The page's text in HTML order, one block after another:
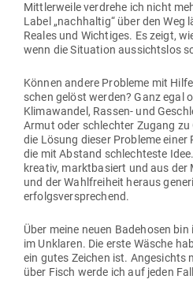
Mitt­ler­weile ver­drehe ich nicht
Label „nach­haltig“ über den Weg
Reales und Wich­tiges. Es zeigt,
wenn die Situation aus­sichtslos
Können andere Pro­bleme mit
schen gelöst werden? Ganz egal
Kli­ma­wandel, Rassen- und
Armut oder schlechter Zugang
die Lösung dieser Pro­bleme
die mit Abstand schlech­teste
kreativ, markt­ba­siert und aus
und der Wahl­freiheit heraus
erfolgsversprechend.
Über meine neuen Bade­hosen
im Unklaren. Die erste Wäsche
ein gutes Zeichen ist. Ange­sichts
über Fisch werde ich auf jeden